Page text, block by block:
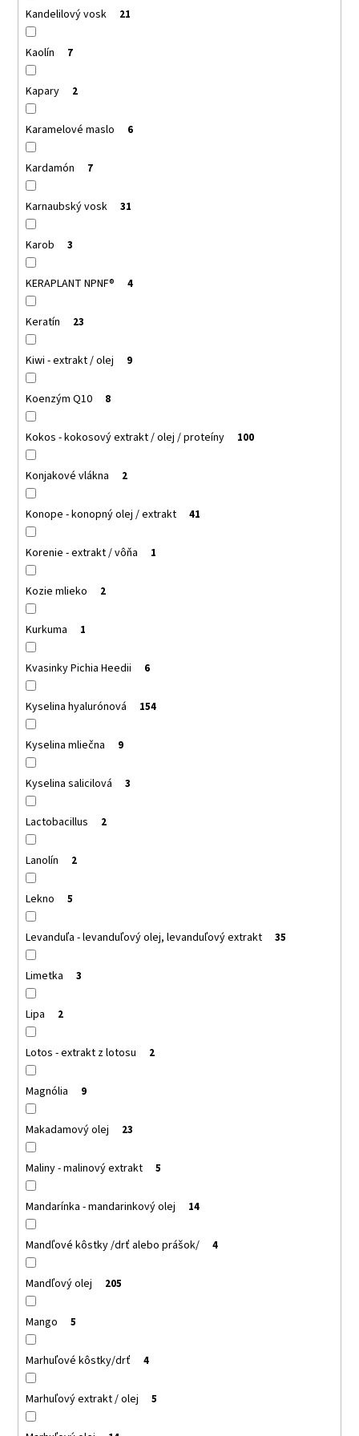
Kandelilový vosk 21
Kaolín 7
Kapary 2
Karamelové maslo 6
Kardamón 7
Karnaubský vosk 31
Karob 3
KERAPLANT NPNF® 4
Keratín 23
Kiwi - extrakt / olej 9
Koenzým Q10 8
Kokos - kokosový extrakt / olej / proteíny 100
Konjakové vlákna 2
Konope - konopný olej / extrakt 41
Korenie - extrakt / vôňa 1
Kozie mlieko 2
Kurkuma 1
Kvasinky Pichia Heedii 6
Kyselina hyalurónová 154
Kyselina mliečna 9
Kyselina salicilová 3
Lactobacillus 2
Lanolín 2
Lekno 5
Levanduľa - levanduľový olej, levanduľový extrakt 35
Limetka 3
Lipa 2
Lotos - extrakt z lotosu 2
Magnólia 9
Makadamový olej 23
Maliny - malinový extrakt 5
Mandarínka - mandarinkový olej 14
Mandľové kôstky /drť alebo prášok/ 4
Mandľový olej 205
Mango 5
Marhuľové kôstky/drť 4
Marhuľový extrakt / olej 5